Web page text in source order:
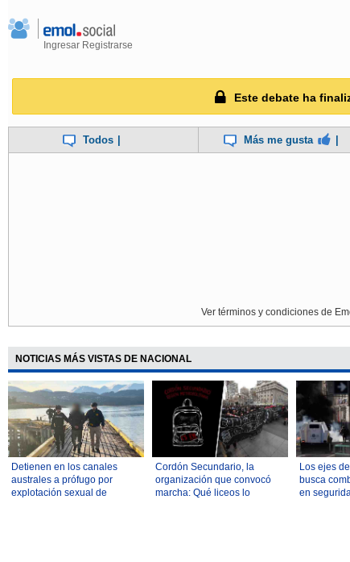
Ingresar Registrarse
Este debate ha
Todos Más me gusta
Ver términos y condiciones de
NOTICIAS MÁS VISTAS DE NACIONAL
Detienen en los canales
australes a prófugo por
explotación sexual de
Cordón Secundario, la
organización que convocó
marcha: Qué liceos lo
Los ejes
busca
en